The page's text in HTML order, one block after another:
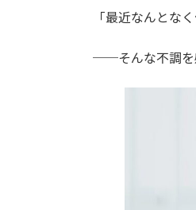
「最近なんとな
──そんな不調を